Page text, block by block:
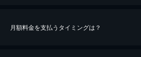
※40％ポイント還元の対象は、クレジットカード決済に
iOSアプリのUコイン決済による作品の購入 / レンタル
月額料金を支払うタイミングは？